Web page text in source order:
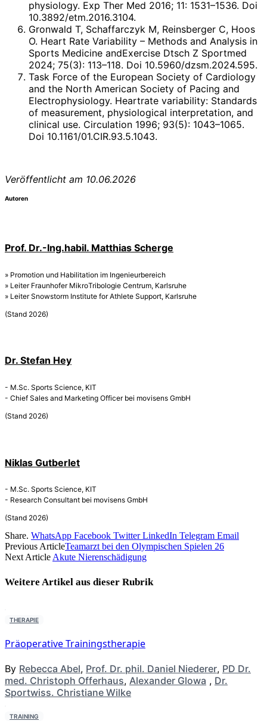
physiology. Exp Ther Med 2016; 11: 1531–1536. Doi
10.3892/etm.2016.3104.
Gronwald T, Schaffarczyk M, Reinsberger C, Hoos
O. Heart Rate Variability – Methods and Analysis in
Sports Medicine andExercise Dtsch Z Sportmed
2024; 75(3): 113–118. Doi 10.5960/dzsm.2024.595.
Task Force of the European Society of Cardiology
and the North American Society of Pacing and
Electrophysiology. Heartrate variability: Standards
of measurement, physiological interpretation, and
clinical use. Circulation 1996; 93(5): 1043–1065.
Doi 10.1161/01.CIR.93.5.1043.
Veröffentlicht am 10.06.2026
Autoren
Prof. Dr.-Ing.habil. Matthias Scherge
» Promotion und Habilitation im Ingenieurbereich
» Leiter Fraunhofer MikroTribologie Centrum, Karlsruhe
» Leiter Snowstorm Institute for Athlete Support, Karlsruhe
(Stand 2026)
Dr. Stefan Hey
- M.Sc. Sports Science, KIT
- Chief Sales and Marketing Officer bei movisens GmbH
(Stand 2026)
Niklas Gutberlet
- M.Sc. Sports Science, KIT
- Research Consultant bei movisens GmbH
(Stand 2026)
Share. WhatsApp Facebook Twitter LinkedIn Telegram Email
Previous ArticleTeamarzt bei den Olympischen Spielen 26
Next ArticleAkute Nierenschädigung
Weitere Artikel aus dieser Rubrik
THERAPIE
Präoperative Trainingstherapie
By Rebecca Abel, Prof. Dr. phil. Daniel Niederer, PD Dr.
med. Christoph Offerhaus, Alexander Glowa , Dr.
Sportwiss. Christiane Wilke
TRAINING